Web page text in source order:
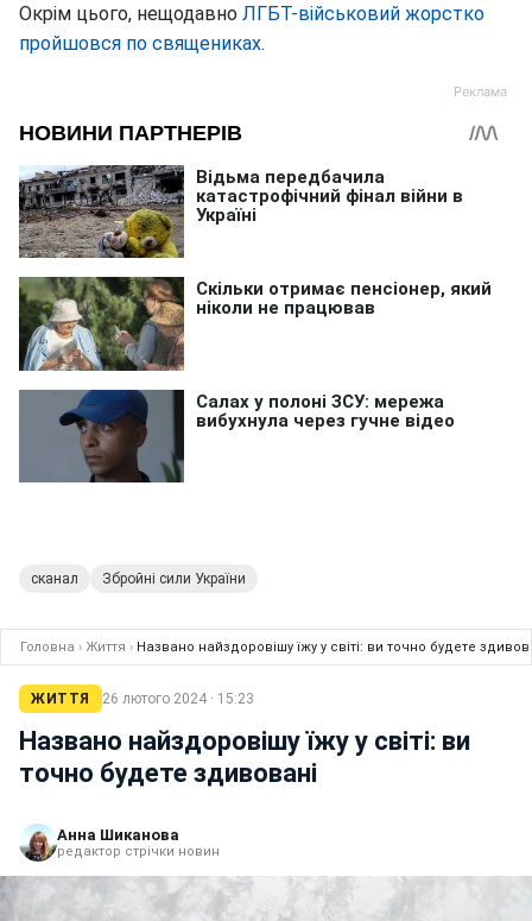
Окрім цього, нещодавно ЛГБТ-військовий жорстко
пройшовся по священиках.
сканал Збройні сили України
Головна › Життя › Названо найздоровішу їжу у світі: ви точно будете
ЖИТТЯ 26 лютого 2024 · 15:23
Названо найздоровішу їжу у світі: ви
точно будете здивовані
Анна Шиканова
редактор стрічки новин